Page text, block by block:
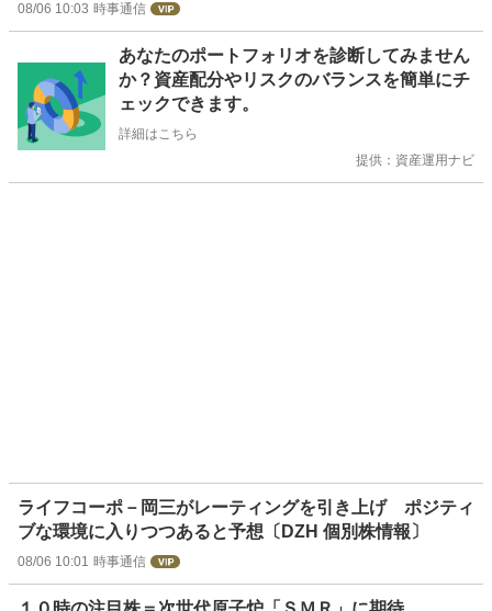
08/06 10:03 時事通信
あなたのポートフォリオを診断してみません
か？資産配分やリスクのバランスを簡単にチ
ェックできます。
詳細はこちら
提供：資産運用ナビ
ライフコーポ－岡三がレーティングを引き上げ ポジティ
ブな環境に入りつつあると予想〔DZH 個別株情報〕
08/06 10:01 時事通信